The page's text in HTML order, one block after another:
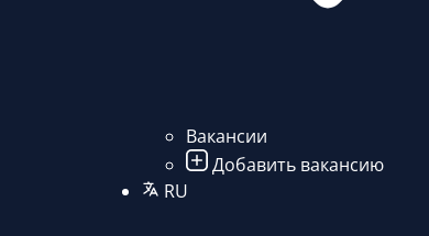
Вакансии
Добавить вакансию
RU